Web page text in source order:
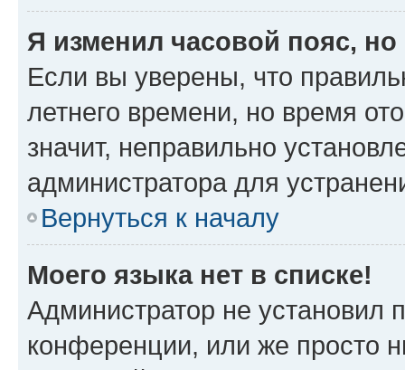
Я изменил часовой пояс,
Если вы уверены, что
летнего времени, но время
значит, неправильно
администратора для
Вернуться к началу
Моего языка нет в списке!
Администратор не установил
конференции, или же просто